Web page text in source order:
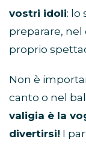
vostri idoli: lo
preparare, nel
proprio
Non è
canto o nel
valigia è la
divertirsi! I